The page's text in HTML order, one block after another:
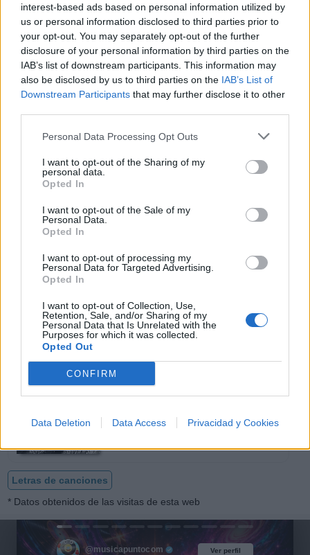
interest-based ads based on personal information utilized by
us or personal information disclosed to third parties prior to
your opt-out. You may separately opt-out of the further
disclosure of your personal information by third parties on the
IAB’s list of downstream participants. This information may
also be disclosed by us to third parties on the IAB’s List of
Downstream Participants that may further disclose it to other
Personal Data Processing Opt Outs
I want to opt-out of the Sharing of my
personal data.
Opted In
I want to opt-out of the Sale of my
Personal Data.
Opted In
I want to opt-out of processing my
Personal Data for Targeted Advertising.
Opted In
I want to opt-out of Collection, Use,
Retention, Sale, and/or Sharing of my
Personal Data that Is Unrelated with the
Purposes for which it was collected.
Opted Out
CONFIRM
Data Deletion Data Access Privacidad y Cookies
Mix Te Sueño
Corazón Serrano
No Es Mi Culpa Remix ft.
Ayer Hable Con Dios
Ahora Soy Mi Prioridad
Nyla Stone
Letras de canciones
* Datos obtenidos de las visitas de esta web
Ver perfil
@musicapuntocom Ver perfil